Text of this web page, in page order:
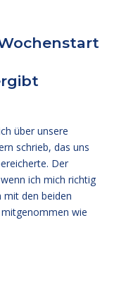
über unsere
schrieb, das uns
Der
ich mich richtig
mit den beiden
wie